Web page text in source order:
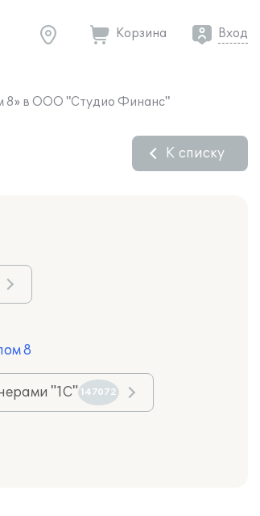
Корзина Вход
8» в ООО "Студио Финанс"
К списку
8
"1С" 147072